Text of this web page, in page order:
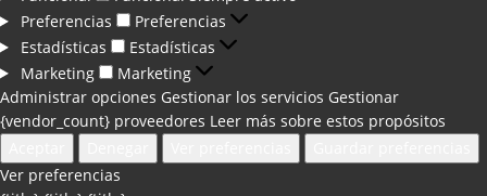
Preferencias
Preferencias
Estadísticas
Estadísticas
Marketing
Marketing
Administrar opciones Gestionar los servicios Gestionar
{vendor_count} proveedores Leer más sobre estos propósitos
Ver preferencias